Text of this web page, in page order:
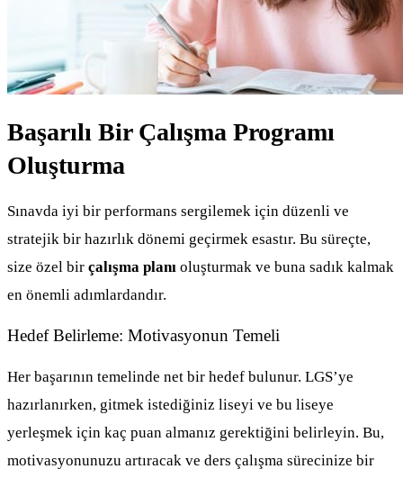
Başarılı Bir Çalışma Programı
Oluşturma
Sınavda iyi bir performans sergilemek için düzenli ve
stratejik bir hazırlık dönemi geçirmek esastır. Bu süreçte,
size özel bir çalışma planı oluşturmak ve buna sadık kalmak
en önemli adımlardandır.
Hedef Belirleme: Motivasyonun Temeli
Her başarının temelinde net bir hedef bulunur. LGS’ye
hazırlanırken, gitmek istediğiniz liseyi ve bu liseye
yerleşmek için kaç puan almanız gerektiğini belirleyin. Bu,
motivasyonunuzu artıracak ve ders çalışma sürecinize bir